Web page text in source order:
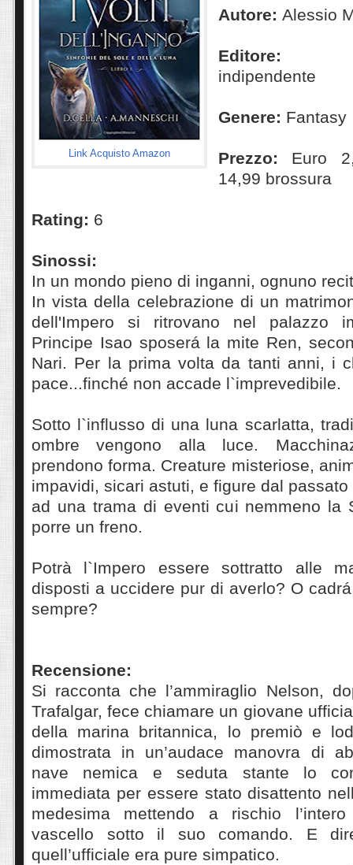
Link Acquisto Amazon
Autore:Alessio
Editore:
indipendente
Genere: Fantasy
Prezzo: Euro
14,99 brossura
Rating: 6
Sinossi:
In un mondo pieno di inganni, ognuno
In vista della celebrazione di un
dell'Impero si ritrovano nel palazzo
Principe Isao sposerá la mite Ren,
Nari. Per la prima volta da tanti anni, i
pace...finché non accade l`imprevedibile.
Sotto l`influsso di una luna scarlatta,
ombre vengono alla luce.
prendono forma. Creature misteriose,
impavidi, sicari astuti, e figure dal
ad una trama di eventi cui nemmeno la
porre un freno.
Potrà l`Impero essere sottratto alle
disposti a uccidere pur di averlo? O
sempre?
Recensione:
Si racconta che l’ammiraglio Nelson,
Trafalgar, fece chiamare un giovane
della marina britannica, lo premiò e
dimostrata in un’audace manovra di
nave nemica e seduta stante lo
immediata per essere stato disattento
medesima mettendo a rischio
vascello sotto il suo comando. E
quell’ufficiale era pure simpatico.